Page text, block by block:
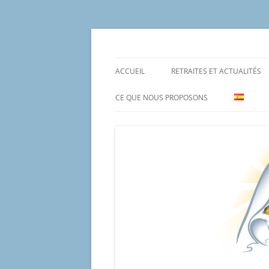
Aller
ACCUEIL RETRAITES ET ACTUALITÉS
CE QUE NOUS PROPOSONS